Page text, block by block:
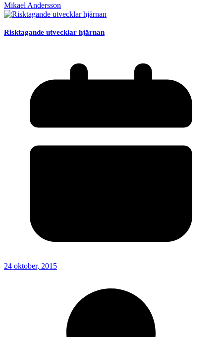
Mikael Andersson
Risktagande utvecklar hjärnan
24 oktober, 2015